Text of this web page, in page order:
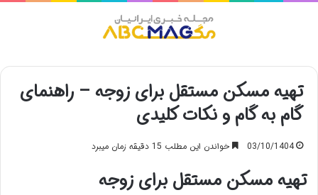
تهیه مسکن مستقل برای زوجه – راهنمای
گام به گام و نکات کلیدی
03/10/1404 خواندن این مطلب 15 دقیقه زمان میبرد
تهیه مسکن مستقل برای زوجه